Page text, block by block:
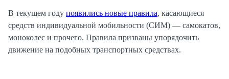
В текущем году появились новые правила, касающиеся
средств индивидуальной мобильности (СИМ) — самокатов,
моноколес и прочего. Правила призваны упорядочить
движение на подобных транспортных средствах.